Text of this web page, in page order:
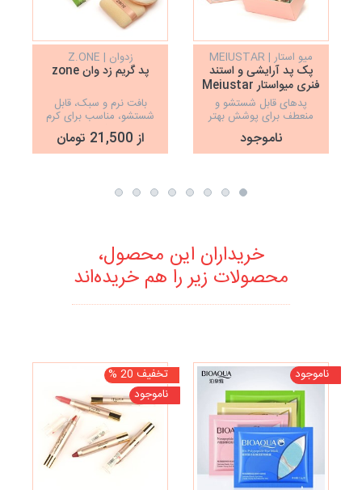
میو استار | MEIUSTAR
پک پد آرایشی و استند
فنری میواستار Meiustar
پدهای قابل شستشو و
منعطف برای پوشش بهتر
تمام زوایای صورت
ناموجود
زدوان | Z.ONE
پد گریم زد وان zone
بافت نرم و سبک، قابل
شستشو، مناسب برای کرم
پودر و کرم موس از 21,500 تومان
خریداران این محصول،
محصولات زیر را هم خریده‌اند
ناموجود
تخفیف 20 %
ناموجود